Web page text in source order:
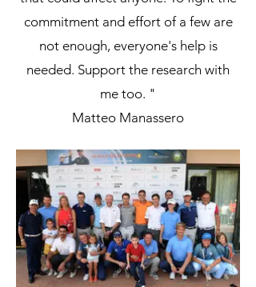
commitment and effort of a few are
not enough, everyone's help is
needed. Support the research with
me too. "
Matteo Manassero